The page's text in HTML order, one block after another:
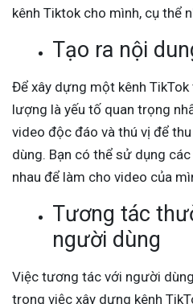
kênh Tiktok cho mình, cụ thể
Tạo ra nội
Để xây dựng một kênh
lượng là yếu tố quan trọng
video độc đáo và thú vị để
dùng. Bạn có thể sử dụng
nhau để làm cho video của
Tương tác
người dùng
Việc tương tác với người
trong việc xây dựng kênh